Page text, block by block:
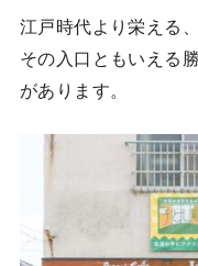
江戸時代より栄える
その入口ともいえる
があります。